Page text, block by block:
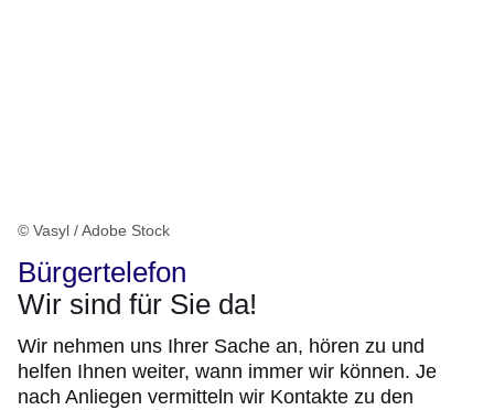
© Vasyl / Adobe Stock
Bürgertelefon
Wir sind für Sie da!
Wir nehmen uns Ihrer Sache an, hören zu und
helfen Ihnen weiter, wann immer wir können. Je
nach Anliegen vermitteln wir Kontakte zu den